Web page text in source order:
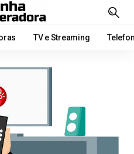
TV e Streaming